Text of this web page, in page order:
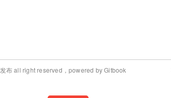
发布 all right reserved，powered by Gitbook